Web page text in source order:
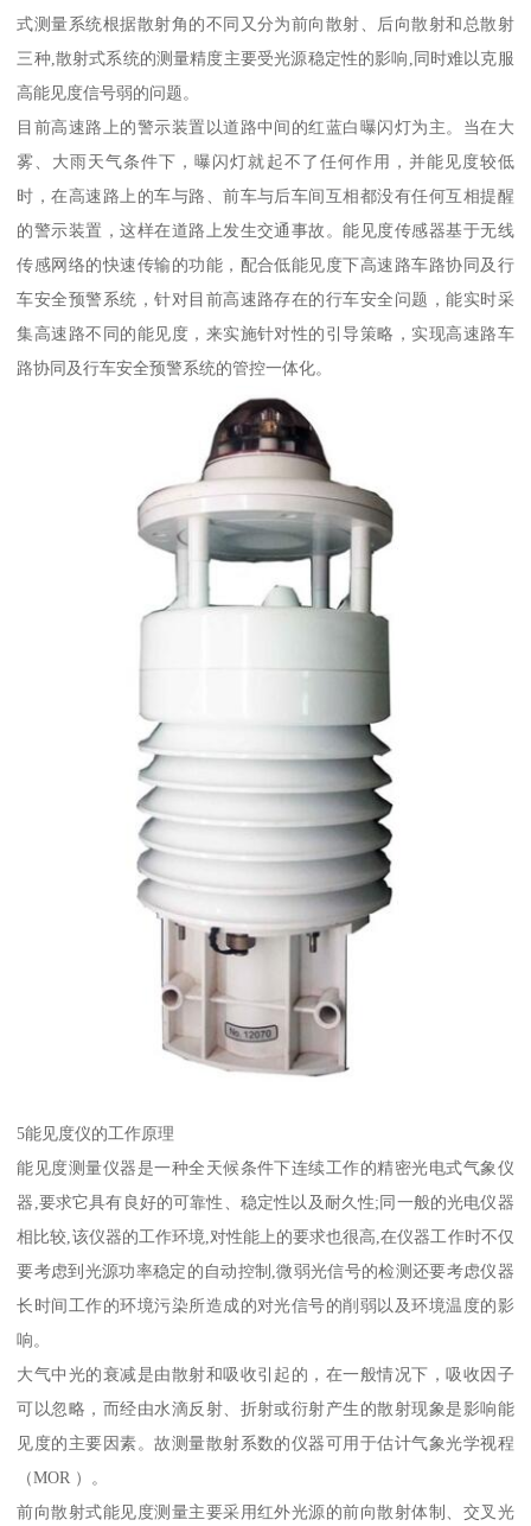
式测量系统根据散射角的不同又分为前向散射、后向散射和总散射
三种,散射式系统的测量精度主要受光源稳定性的影响,同时难以克服
高能见度信号弱的问题。
目前高速路上的警示装置以道路中间的红蓝白曝闪灯为主。当在大
雾、大雨天气条件下，曝闪灯就起不了任何作用，并能见度较低
时，在高速路上的车与路、前车与后车间互相都没有任何互相提醒
的警示装置，这样在道路上发生交通事故。能见度传感器基于无线
传感网络的快速传输的功能，配合低能见度下高速路车路协同及行
车安全预警系统，针对目前高速路存在的行车安全问题，能实时采
集高速路不同的能见度，来实施针对性的引导策略，实现高速路车
路协同及行车安全预警系统的管控一体化。
5能见度仪的工作原理
能见度测量仪器是一种全天候条件下连续工作的精密光电式气象仪
器,要求它具有良好的可靠性、稳定性以及耐久性;同一般的光电仪器
相比较,该仪器的工作环境,对性能上的要求也很高,在仪器工作时不仅
要考虑到光源功率稳定的自动控制,微弱光信号的检测还要考虑仪器
长时间工作的环境污染所造成的对光信号的削弱以及环境温度的影
响。
大气中光的衰减是由散射和吸收引起的，在一般情况下，吸收因子
可以忽略，而经由水滴反射、折射或衍射产生的散射现象是影响能
见度的主要因素。故测量散射系数的仪器可用于估计气象光学视程
（MOR ）。
前向散射式能见度测量主要采用红外光源的前向散射体制、交叉光